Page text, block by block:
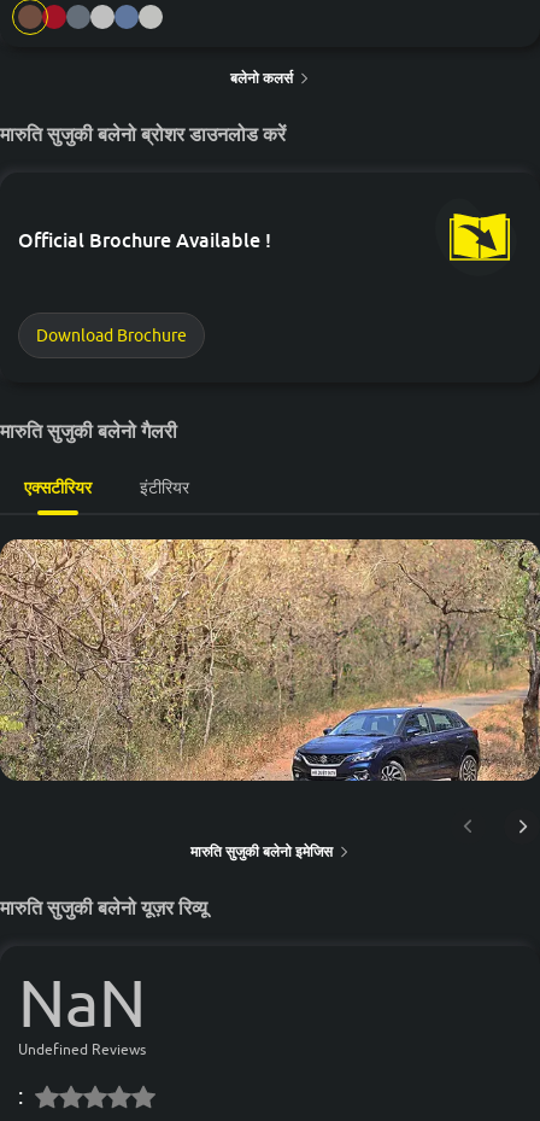
बलेनो कलर्स
मारुति सुजुकी बलेनो ब्रोशर डाउनलोड करें
Official Brochure Available !
Download Brochure
मारुति सुजुकी बलेनो गैलरी
एक्सटीरियर इंटीरियर
मारुति सुजुकी बलेनो इमेजिस
मारुति सुजुकी बलेनो यूज़र रिव्यू
NaN
Undefined Reviews
: